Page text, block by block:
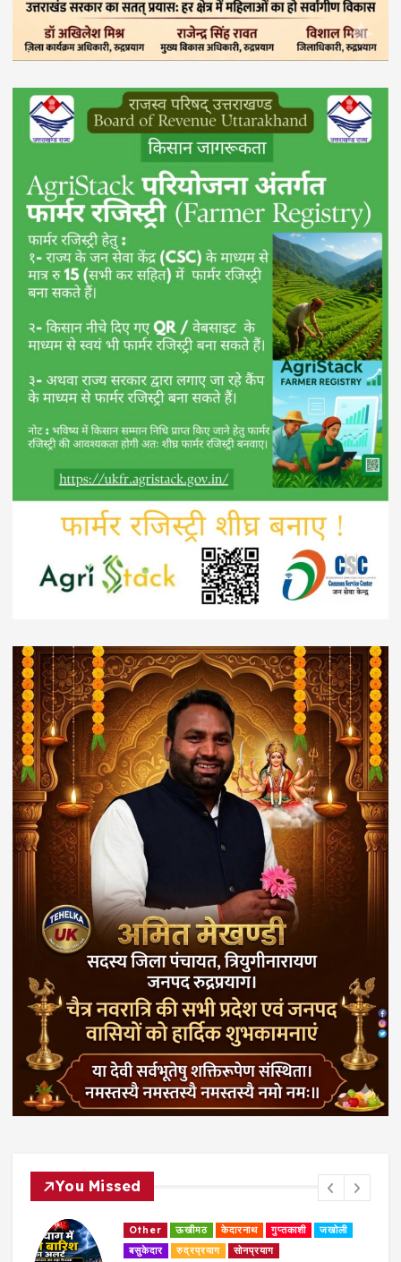
You Missed
Other ऊखीमठ केदारनाथ गुप्तकाशी
जखोली
बसुकेदार
रुद्रप्रयाग सोनप्रयाग